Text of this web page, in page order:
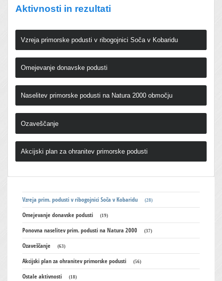
Aktivnosti in rezultati
Vzreja primorske podusti v ribogojnici Soča v Kobaridu
Omejevanje donavske podusti
Naselitev primorske podusti na Natura 2000 območju
Ozaveščanje
Akcijski plan za ohranitev primorske podusti
Vzreja prim. podusti v ribogojnici Soča v Kobaridu (28)
Omejevanje donavske podusti (19)
Ponovna naselitev prim. podusti na Natura 2000 (37)
Ozaveščanje (63)
Akcijski plan za ohranitev primorske podusti (56)
Ostale aktivnosti (18)